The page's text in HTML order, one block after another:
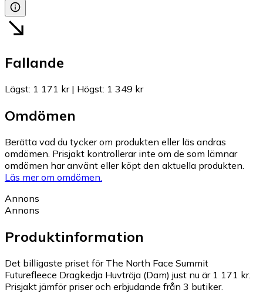
Fallande
Lägst: 1 171 kr| Högst: 1 349 kr
Omdömen
Berätta vad du tycker om produkten eller läs andras
omdömen. Prisjakt kontrollerar inte om de som lämnar
omdömen har använt eller köpt den aktuella produkten.
Läs mer om omdömen.
Annons
Annons
Produktinformation
Det billigaste priset för The North Face Summit
Futurefleece Dragkedja Huvtröja (Dam) just nu är 1 171 kr.
Prisjakt jämför priser och erbjudande från 3 butiker.